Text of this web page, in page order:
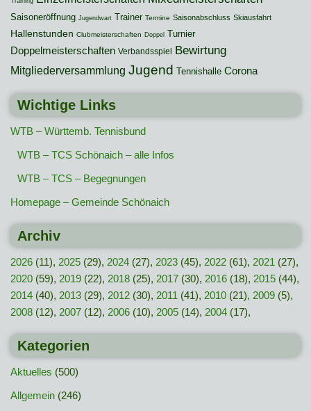
Saisoneröffnung Jugendwart Trainer Termine Saisonabschluss Skiausfahrt
Hallenstunden Clubmeisterschaften Doppel Turnier
Doppelmeisterschaften Verbandsspiel Bewirtung
Mitgliederversammlung Jugend Tennishalle Corona
Wichtige Links
WTB – Württemb. Tennisbund
WTB – TCS Schönaich – alle Infos
WTB – TCS – Begegnungen
Homepage – Gemeinde Schönaich
Archiv
2026 (11), 2025 (29), 2024 (27), 2023 (45), 2022 (61), 2021 (27),
2020 (59), 2019 (22), 2018 (25), 2017 (30), 2016 (18), 2015 (44),
2014 (40), 2013 (29), 2012 (30), 2011 (41), 2010 (21), 2009 (5),
2008 (12), 2007 (12), 2006 (10), 2005 (14), 2004 (17),
Kategorien
Aktuelles (500)
Allgemein (246)